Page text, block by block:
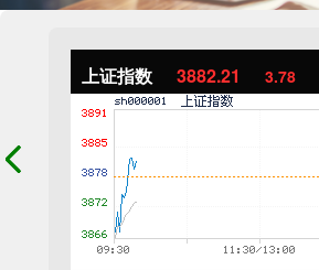
上证指数 3882.21 3.78